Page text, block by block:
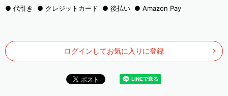
代引き
クレジットカード 後払い Amazon Pay
ログインしてお気に入りに登録